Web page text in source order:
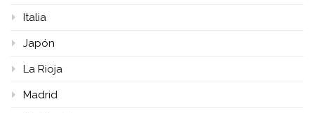
Italia
Japón
La Rioja
Madrid